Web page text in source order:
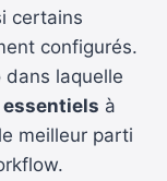
certains
configurés.
laquelle
à
meilleur parti